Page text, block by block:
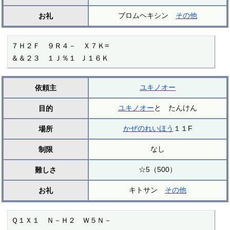
お礼 ブロムヘキシン その他
７Ｈ２Ｆ　９Ｒ４－　Ｘ７Ｋ=
＆＆２３　１Ｊ％１ Ｊ１６Ｋ
依頼主 ユキノオー
目的 ユキノオーと たんけん
場所 かぜのれいほう １１F
制限 なし
難しさ ☆5（500）
お礼 キトサン その他
Ｑ１Ｘ１　Ｎ－Ｈ２　Ｗ５Ｎ－